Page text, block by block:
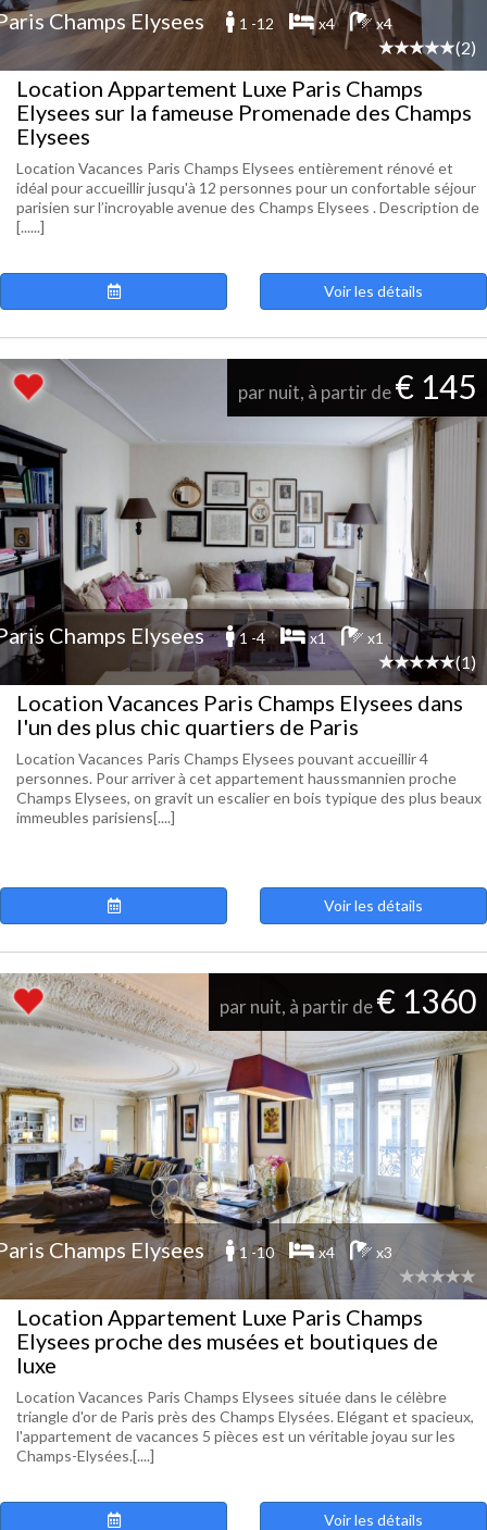
Champs Elysees 1 -12 x4 x4
(2)
Location Appartement Luxe Paris Champs
Elysees sur la fameuse Promenade des Champs
Elysees
Location Vacances Paris Champs Elysees entièrement rénové et
idéal pour accueillir jusqu'à 12 personnes pour un confortable séjour
parisien sur l’incroyable avenue des Champs Elysees . Description de
[......]
Voir les détails
par nuit, à partir de€ 145
Champs Elysees 1 -4 x1 x1
(1)
Location Vacances Paris Champs Elysees dans
l'un des plus chic quartiers de Paris
Location Vacances Paris Champs Elysees pouvant accueillir 4
personnes. Pour arriver à cet appartement haussmannien proche
Champs Elysees, on gravit un escalier en bois typique des plus beaux
immeubles parisiens[....]
Voir les détails
par nuit, à partir de€ 1360
Champs Elysees 1 -10 x4 x3
Location Appartement Luxe Paris Champs
Elysees proche des musées et boutiques de
luxe
Location Vacances Paris Champs Elysees située dans le célèbre
triangle d'or de Paris près des Champs Elysées. Elégant et spacieux,
l'appartement de vacances 5 pièces est un véritable joyau sur les
Champs-Elysées.[....]
Voir les détails